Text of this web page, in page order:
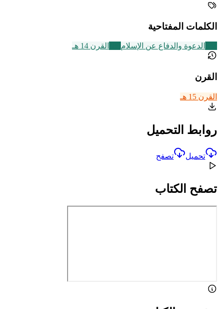
الكلمات المفتاحية
الدعوة والدفاع عن الإسلام القرن 14 هـ
القرن
القرن 15 هـ
روابط التحميل
تحميل تصفح
تصفح الكتاب